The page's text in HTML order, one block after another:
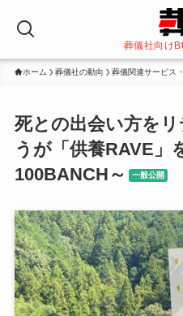
葬儀社向け
ホーム 葬儀社の動向 葬儀関連サービス
死との出会い方を
うが「供養RAVE」
100BANCH～
一般公開